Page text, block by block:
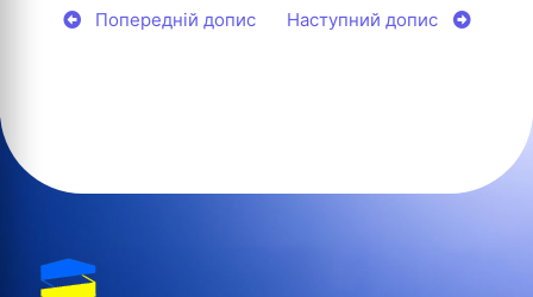
Попередній допис Наступний допис